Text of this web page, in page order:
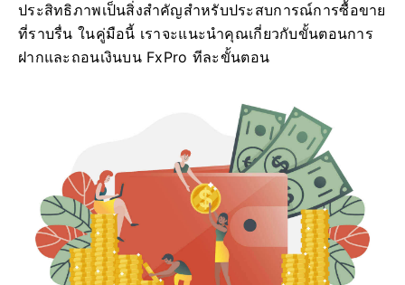
ประสิทธิภาพเป็นสิ่งสำคัญสำหรับประสบการณ์การซื้อขาย
ที่ราบรื่น ในคู่มือนี้ เราจะแนะนำคุณเกี่ยวกับขั้นตอนการ
ฝากและถอนเงินบน FxPro ทีละขั้นตอน